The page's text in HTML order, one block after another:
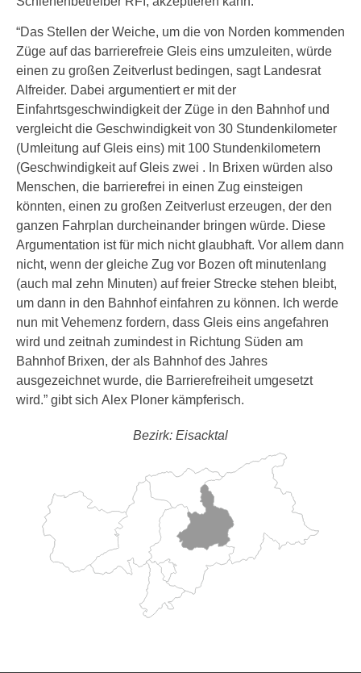
“Das Stellen der Weiche, um die von Norden kommenden
Züge auf das barrierefreie Gleis eins umzuleiten, würde
einen zu großen Zeitverlust bedingen, sagt Landesrat
Alfreider. Dabei argumentiert er mit der
Einfahrtsgeschwindigkeit der Züge in den Bahnhof und
vergleicht die Geschwindigkeit von 30 Stundenkilometer
(Umleitung auf Gleis eins) mit 100 Stundenkilometern
(Geschwindigkeit auf Gleis zwei . In Brixen würden also
Menschen, die barrierefrei in einen Zug einsteigen
könnten, einen zu großen Zeitverlust erzeugen, der den
ganzen Fahrplan durcheinander bringen würde. Diese
Argumentation ist für mich nicht glaubhaft. Vor allem dann
nicht, wenn der gleiche Zug vor Bozen oft minutenlang
(auch mal zehn Minuten) auf freier Strecke stehen bleibt,
um dann in den Bahnhof einfahren zu können. Ich werde
nun mit Vehemenz fordern, dass Gleis eins angefahren
wird und zeitnah zumindest in Richtung Süden am
Bahnhof Brixen, der als Bahnhof des Jahres
ausgezeichnet wurde, die Barrierefreiheit umgesetzt
wird.” gibt sich Alex Ploner kämpferisch.
Bezirk: Eisacktal